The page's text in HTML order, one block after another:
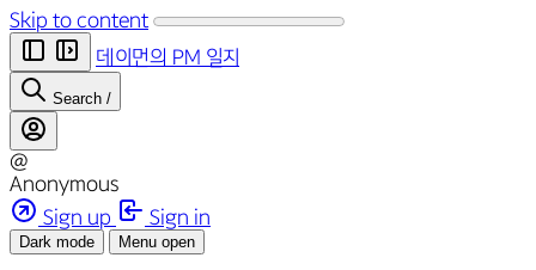
Skip to content
데이먼의 PM 일지
Search /
@
Anonymous
Sign up
Sign in
Dark mode Menu open